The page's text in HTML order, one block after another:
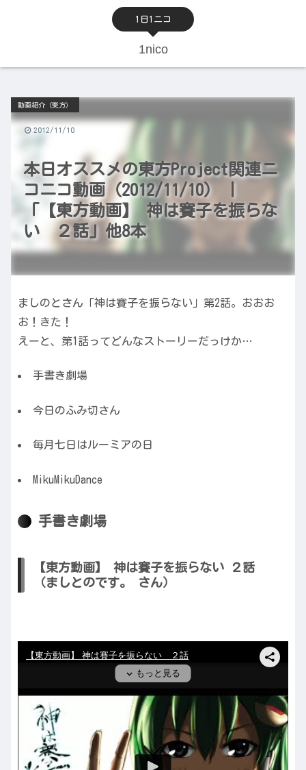
1日1ニコ
1nico
本日オススメの東方Project関連ニ
コニコ動画（2012/11/10） |
「【東方動画】 神は賽子を振らな
い ２話」他8本
動画紹介（東方）
2012/11/10
ましのとさん「神は賽子を振らない」第2話。おおお
お！きた！
えーと、第1話ってどんなストーリーだっけか…
手書き劇場
今日のふみ切さん
毎月七日はルーミアの日
MikuMikuDance
手書き劇場
【東方動画】 神は賽子を振らない ２話
（ましとのです。 さん）